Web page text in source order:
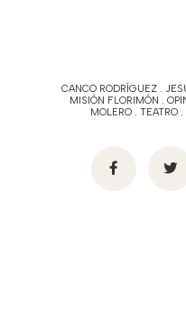
CANCO RODRÍGUEZ.
MISIÓN FLORIMÓN .
MOLERO. TEATRO.